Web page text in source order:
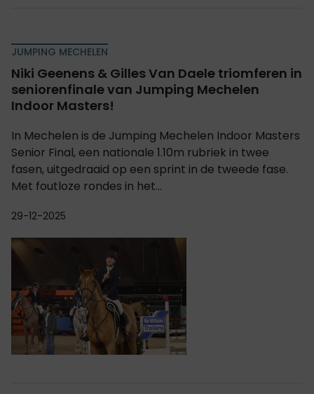
JUMPING MECHELEN
Niki Geenens & Gilles Van Daele triomferen in
seniorenfinale van Jumping Mechelen
Indoor Masters!
In Mechelen is de Jumping Mechelen Indoor Masters
Senior Final, een nationale 1.10m rubriek in twee
fasen, uitgedraaid op een sprint in de tweede fase.
Met foutloze rondes in het...
29-12-2025